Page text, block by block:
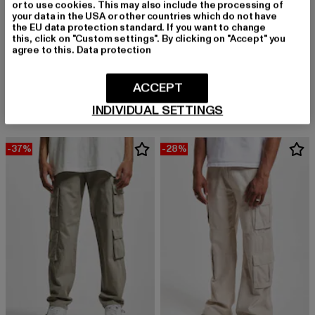
DEF Loose Fit Jeans
Derzeitiger Preis: 46,19 EURAktionspreis: 59,99 EUR
Loose
41,99 EUR
Derzeitiger Preis: 41,99 EUR
-37% -28%
or to use cookies. This may also include the processing of
your data in the USA or other countries which do not have
the EU data protection standard. If you want to change
this, click on "Custom settings". By clicking on "Accept" you
agree to this. Data protection
INDIVIDUAL SETTINGS
ACCEPT